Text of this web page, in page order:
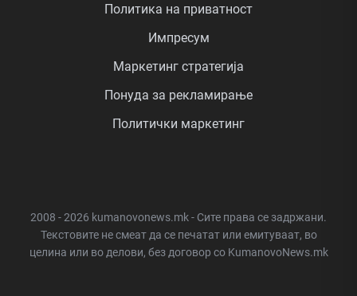
Политика на приватност
Импресум
Маркетинг стратегија
Понуда за рекламирање
Политички маркетинг
2008 - 2026 kumanovonews.mk - Сите права се задржани.
Текстовите не смеат да се печатат или емитуваат, во
целина или во делови, без договор со KumanovoNews.mk